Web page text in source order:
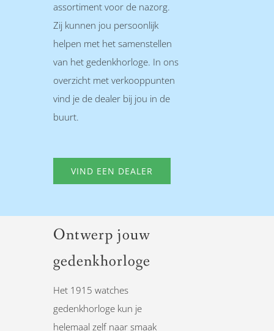
assortiment voor de nazorg.
Zij kunnen jou persoonlijk
helpen met het samenstellen
van het gedenkhorloge. In ons
overzicht met verkooppunten
vind je de dealer bij jou in de
buurt.
VIND EEN DEALER
Ontwerp jouw
gedenkhorloge
Het 1915 watches
gedenkhorloge kun je
helemaal zelf naar smaak